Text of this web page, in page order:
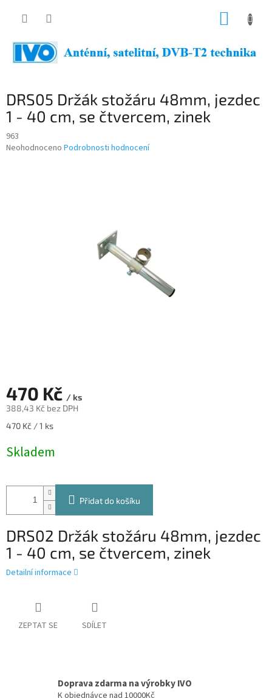
DRS05 Držák stožáru 48mm, jezdec
1 - 40 cm, se čtvercem, zinek
963
Průměrné
Neohodnoceno Podrobnosti hodnocení
470 Kč / ks
388,43 Kč bez DPH
Měrná
470 Kč / 1 ks
Skladem
Přidat do košíku
DRS02 Držák stožáru 48mm, jezdec
1 - 40 cm, se čtvercem, zinek
Detailní informace
ZEPTAT SE SDÍLET
Doprava zdarma na výrobky IVO
K objednávce nad 10000Kč